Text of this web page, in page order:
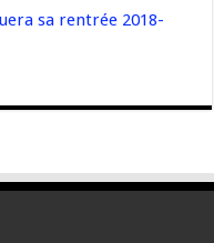
sa rentrée 2018-